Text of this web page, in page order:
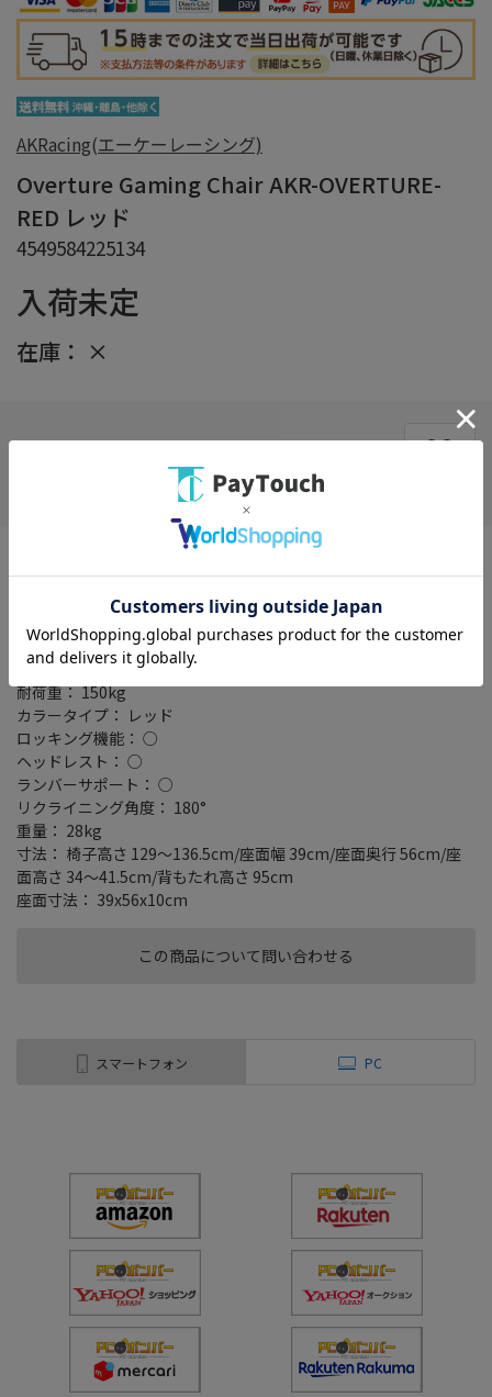
AKRacing(エーケーレーシング)
Overture Gaming Chair AKR-OVERTURE-
RED レッド
4549584225134
入荷未定
在庫： ×
この商品について問い合わせる
タイプ： アームレスト付
ゲーミングチェア： ○
テイスト： シンプル/モダン
主要素材： 張地 PUレザー/クッション材 モールドウレタンフォー
ム/キャスター PU(ポリウレタン)
高さ調節機能： 34～41.5cm
耐荷重： 150kg
カラータイプ： レッド
ロッキング機能： ○
ヘッドレスト： ○
ランバーサポート： ○
リクライニング角度： 180°
重量： 28kg
寸法： 椅子高さ 129～136.5cm/座面幅 39cm/座面奥行 56cm/座
面高さ 34～41.5cm/背もたれ高さ 95cm
座面寸法： 39x56x10cm
スマートフォン PC